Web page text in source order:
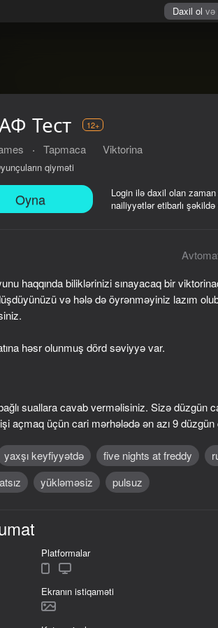
Daxil ol və
Тест 12+
· Tapmaca Viktorina
qiyməti
Oyna
Login ilə daxil olan
nailiyyətlər etibarlı şəkildə
haqqında biliklərinizi sınayacaq bir
və hələ də öyrənməyiniz lazım olub
həsr olunmuş dörd səviyyə var.
suallara cavab verməlisiniz. Sizə düzgün
açmaq üçün cari mərhələdə ən azı 9 düzgün
yaxşı keyfiyyətdə five nights at freddy
yükləməsiz pulsuz
Platformalar
Ekranın istiqaməti